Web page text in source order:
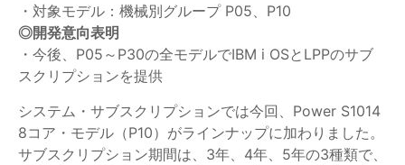
・対象モデル：機械別グループ P05、P10
◎開発意向表明
・今後、P05～P30の全モデルでIBM i OSとLPPのサブ
スクリプションを提供
システム・サブスクリプションでは今回、Power S1014
8コア・モデル（P10）がラインナップに加わりました。
サブスクリプション期間は、3年、4年、5年の3種類で、